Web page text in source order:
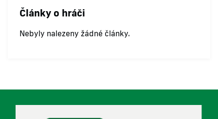
Články o hráči
Nebyly nalezeny žádné články.